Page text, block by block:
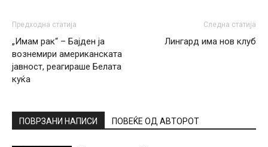
Предходна статија
„Имам рак“ – Бајден ја
вознемири американската
јавност, реагираше Белата
куќа
Следна статија
Лингард има нов клуб
ПОВРЗАНИ НАПИСИ ПОВЕЌЕ ОД АВТОРОТ